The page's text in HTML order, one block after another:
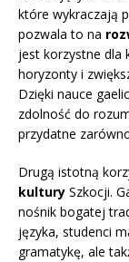
które wykraczają
pozwala to na
jest korzystne dla
horyzonty i
Dzięki nauce
zdolność do
przydatne
Drugą istotną
kultury Szkocji.
nośnik bogatej
języka, studenci
gramatykę, ale